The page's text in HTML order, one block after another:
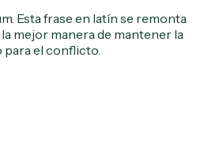
Esta frase en latín se remonta
mejor manera de mantener la
para el conflicto.